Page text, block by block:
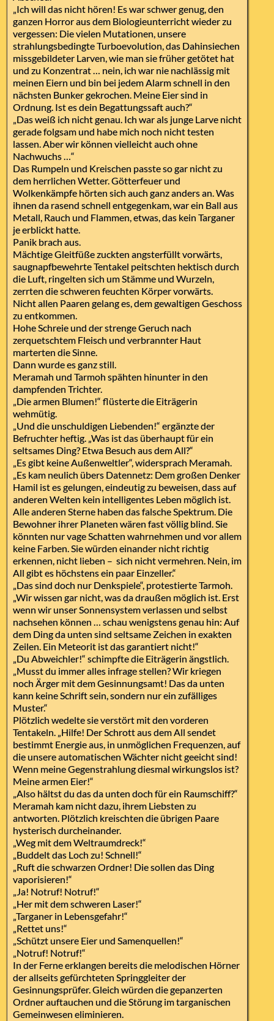
„Ich will das nicht hören! Es war schwer genug, den
ganzen Horror aus dem Biologieunterricht wieder zu
vergessen: Die vielen Mutationen, unsere
strahlungsbedingte Turboevolution, das Dahinsiechen
missgebildeter Larven, wie man sie früher getötet hat
und zu Konzentrat … nein, ich war nie nachlässig mit
meinen Eiern und bin bei jedem Alarm schnell in den
nächsten Bunker gekrochen. Meine Eier sind in
Ordnung. Ist es dein Begattungssaft auch?“
„Das weiß ich nicht genau. Ich war als junge Larve nicht
gerade folgsam und habe mich noch nicht testen
lassen. Aber wir können vielleicht auch ohne
Nachwuchs …“
Das Rumpeln und Kreischen passte so gar nicht zu
dem herrlichen Wetter. Götterfeuer und
Wolkenkämpfe hörten sich auch ganz anders an. Was
ihnen da rasend schnell entgegenkam, war ein Ball aus
Metall, Rauch und Flammen, etwas, das kein Targaner
je erblickt hatte.
Panik brach aus.
Mächtige Gleitfüße zuckten angsterfüllt vorwärts,
saugnapfbewehrte Tentakel peitschten hektisch durch
die Luft, ringelten sich um Stämme und Wurzeln,
zerrten die schweren feuchten Körper vorwärts.
Nicht allen Paaren gelang es, dem gewaltigen Geschoss
zu entkommen.
Hohe Schreie und der strenge Geruch nach
zerquetschtem Fleisch und verbrannter Haut
marterten die Sinne.
Dann wurde es ganz still.
Meramah und Tarmoh spähten hinunter in den
dampfenden Trichter.
„Die armen Blumen!“ flüsterte die Eiträgerin
wehmütig.
„Und die unschuldigen Liebenden!“ ergänzte der
Befruchter heftig. „Was ist das überhaupt für ein
seltsames Ding? Etwa Besuch aus dem All?“
„Es gibt keine Außenweltler“, widersprach Meramah.
„Es kam neulich übers Datennetz: Dem großen Denker
Hamil ist es gelungen, eindeutig zu beweisen, dass auf
anderen Welten kein intelligentes Leben möglich ist.
Alle anderen Sterne haben das falsche Spektrum. Die
Bewohner ihrer Planeten wären fast völlig blind. Sie
könnten nur vage Schatten wahrnehmen und vor allem
keine Farben. Sie würden einander nicht richtig
erkennen, nicht lieben – sich nicht vermehren. Nein, im
All gibt es höchstens ein paar Einzeller.“
„Das sind doch nur Denkspiele“, protestierte Tarmoh.
„Wir wissen gar nicht, was da draußen möglich ist. Erst
wenn wir unser Sonnensystem verlassen und selbst
nachsehen können … schau wenigstens genau hin: Auf
dem Ding da unten sind seltsame Zeichen in exakten
Zeilen. Ein Meteorit ist das garantiert nicht!“
„Du Abweichler!“ schimpfte die Eiträgerin ängstlich.
„Musst du immer alles infrage stellen? Wir kriegen
noch Ärger mit dem Gesinnungsamt! Das da unten
kann keine Schrift sein, sondern nur ein zufälliges
Muster.“
Plötzlich wedelte sie verstört mit den vorderen
Tentakeln. „Hilfe! Der Schrott aus dem All sendet
bestimmt Energie aus, in unmöglichen Frequenzen, auf
die unsere automatischen Wächter nicht geeicht sind!
Wenn meine Gegenstrahlung diesmal wirkungslos ist?
Meine armen Eier!“
„Also hältst du das da unten doch für ein Raumschiff?“
Meramah kam nicht dazu, ihrem Liebsten zu
antworten. Plötzlich kreischten die übrigen Paare
hysterisch durcheinander.
„Weg mit dem Weltraumdreck!“
„Buddelt das Loch zu! Schnell!“
„Ruft die schwarzen Ordner! Die sollen das Ding
vaporisieren!“
„Ja! Notruf! Notruf!“
„Her mit dem schweren Laser!“
„Targaner in Lebensgefahr!“
„Rettet uns!“
„Schützt unsere Eier und Samenquellen!“
„Notruf! Notruf!“
In der Ferne erklangen bereits die melodischen Hörner
der allseits gefürchteten Springgleiter der
Gesinnungsprüfer. Gleich würden die gepanzerten
Ordner auftauchen und die Störung im targanischen
Gemeinwesen eliminieren.